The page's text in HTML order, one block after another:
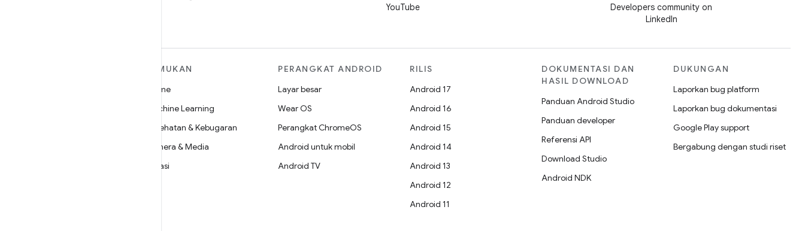
YouTube
Developers community on
LinkedIn
TEMUKAN
Game
Machine Learning
Kesehatan & Kebugaran
Kamera & Media
Privasi
PERANGKAT ANDROID
Layar besar
Wear OS
Perangkat ChromeOS
Android untuk mobil
Android TV
RILIS
Android 17
Android 16
Android 15
Android 14
Android 13
Android 12
Android 11
DOKUMENTASI DAN
HASIL DOWNLOAD
Panduan Android Studio
Panduan developer
Referensi API
Download Studio
Android NDK
DUKUNGAN
Laporkan bug platform
Laporkan bug dokumentasi
Google Play support
Bergabung dengan studi riset